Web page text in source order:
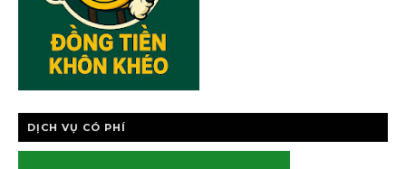
DỊCH VỤ CÓ PHÍ